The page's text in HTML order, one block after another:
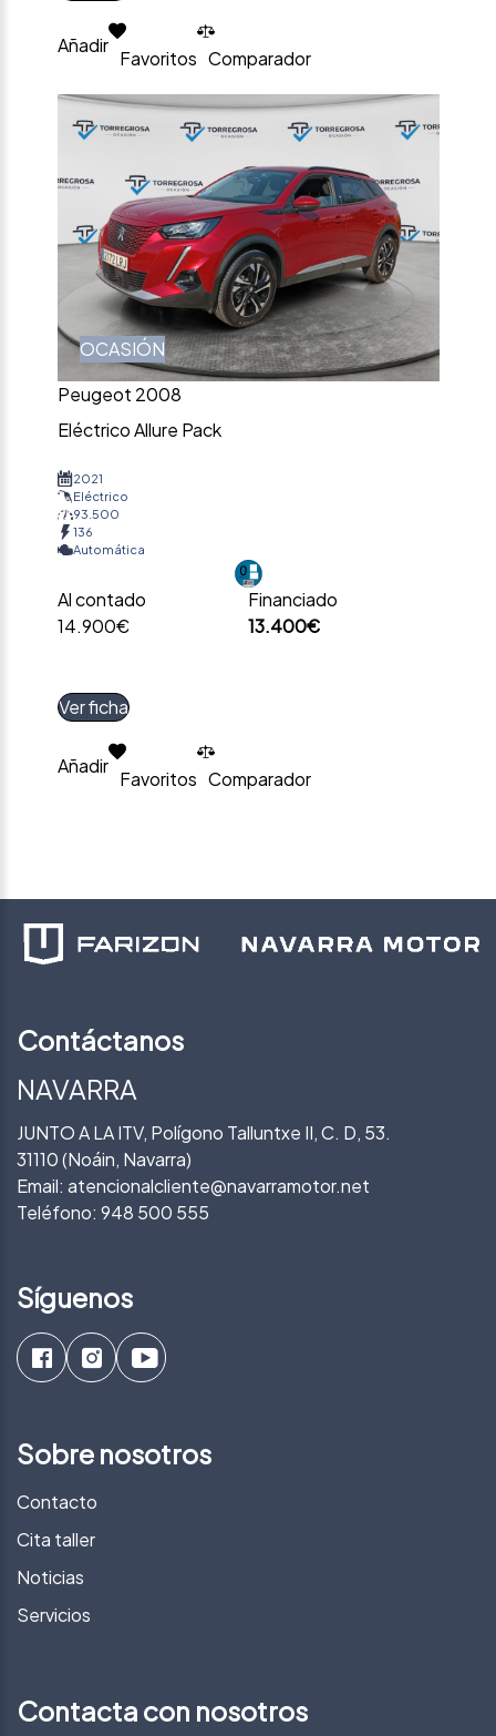
Añadir
Favoritos Comparador
OCASIÓN
Peugeot 2008
Eléctrico Allure Pack
2021
Eléctrico
93.500
136
Automática
Al contado
14.900€
Financiado
13.400€
Ver ficha
Añadir
Favoritos Comparador
Contáctanos
NAVARRA
JUNTO A LA ITV, Polígono Talluntxe II, C. D, 53.
31110 (Noáin, Navarra)
Email: atencionalcliente@navarramotor.net
Teléfono: 948 500 555
Síguenos
Sobre nosotros
Contacto
Cita taller
Noticias
Servicios
Contacta con nosotros